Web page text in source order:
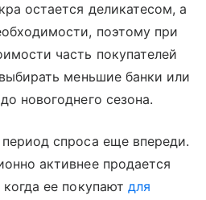
остается деликатесом, а
поэтому при
часть покупателей
меньшие банки или
новогоднего сезона.
спроса еще впереди.
активнее продается
ее покупают для